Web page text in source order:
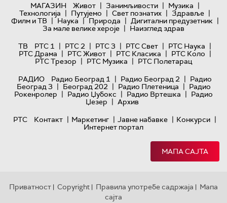
МАГАЗИН
Живот | Занимљивости | Музика |
Технологијa | Путујемо | Свет познатих | Здравље |
Филм и ТВ | Наука | Природа | Дигитални предузетник |
За мале велике хероје | Наизглед здрав
ТВ
РТС 1 | РТС 2 | РТС 3 | РТС Свет | РТС Наука |
РТС Драма | РТС Живот | РТС Класика | РТС Коло |
РТС Трезор | РТС Музика | РТС Полетарац
РАДИО
Радио Београд 1 | Радио Београд 2 | Радио
Београд 3 | Београд 202 | Радио Плетеница | Радио
Рокенролер | Радио Џубокс | Радио Вртешка | Радио
Џезер | Архив
РТС
Контакт | Маркетинг | Јавне набавке | Конкурси |
Интернет портал
МАПА САЈТА
Приватност | Copyright | Правила употребе садржаја | Мапа
сајта